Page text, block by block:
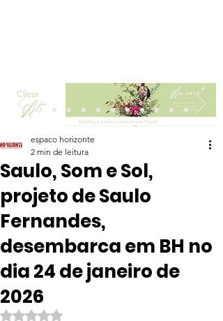
Clicar
Saulo, Som e Sol,
projeto de Saulo
Fernandes,
desembarca em BH no
dia 24 de janeiro de
2026
espaco horizonte
2 min de leitura
Avaliado com NaN de 5 estrelas.